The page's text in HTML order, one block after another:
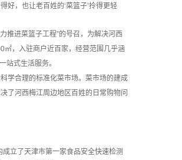
好，也让老百姓的‘菜篮子’拎得更轻
进菜篮子工程”的号召，为解决河西
，入驻商户近百家，经营范围几乎涵
站式生活服务。
学合理的标准化菜市场。菜市场的建成
了河西梅江周边地区百姓的日常购物问
立了天津市第一家食品安全快速检测